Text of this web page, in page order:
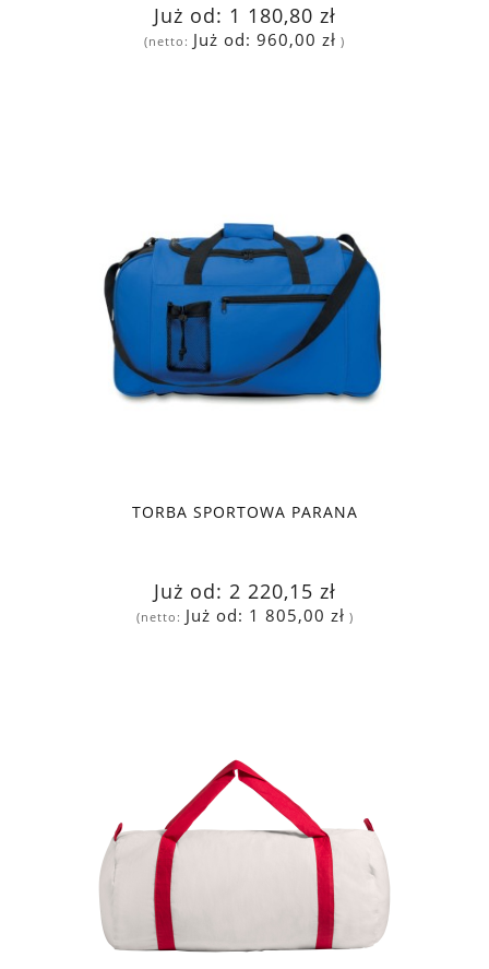
Już od: 1 180,80 zł
(netto: Już od: 960,00 zł )
TORBA SPORTOWA PARANA
Już od: 2 220,15 zł
(netto: Już od: 1 805,00 zł )